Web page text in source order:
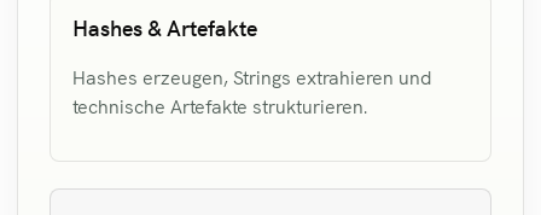
Hashes & Artefakte
Hashes erzeugen, Strings extrahieren und
technische Artefakte strukturieren.